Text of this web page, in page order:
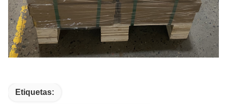
Etiquetas: